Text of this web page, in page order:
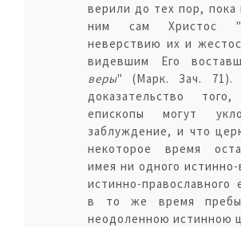
верили до тех пор, пока
ним сам Христос
неверствию их и
видевшим Его
веры" (Марк. Зач. 71).
доказательство
епископы могут
заблуждение, и что
некоторое время
имея ни одного
истинно-православного
в то же время
неодоленною истинною